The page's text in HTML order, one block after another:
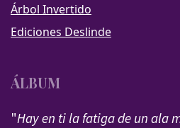
Árbol Invertido
Ediciones Deslinde
ÁLBUM
"Hay en ti la fatiga de un ala